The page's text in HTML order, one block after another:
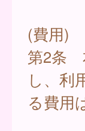
(費用)
第2条
し、利
る費用